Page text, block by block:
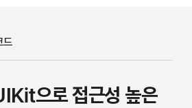
드
으로 접근성 높은